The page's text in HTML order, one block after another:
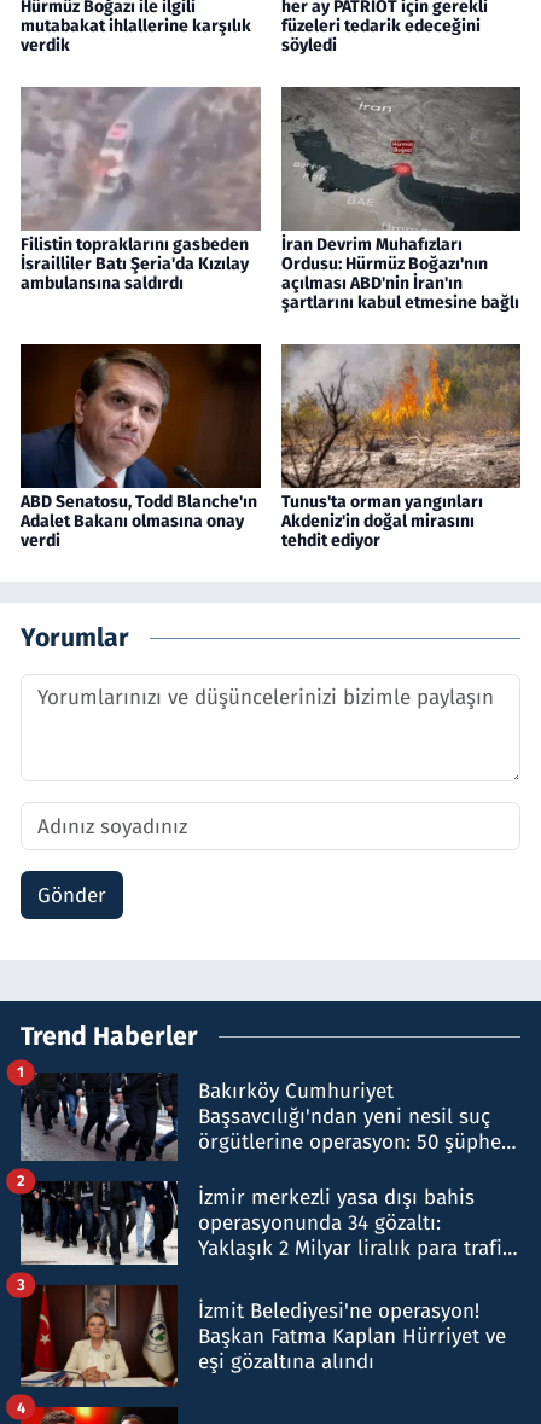
Hürmüz Boğazı ile ilgili
mutabakat ihlallerine karşılık
verdik
her ay PATRİOT için gerekli
füzeleri tedarik edeceğini
söyledi
Filistin topraklarını gasbeden
İsrailliler Batı Şeria'da Kızılay
ambulansına saldırdı
İran Devrim Muhafızları
Ordusu: Hürmüz Boğazı'nın
açılması ABD'nin İran'ın
şartlarını kabul etmesine bağlı
ABD Senatosu, Todd Blanche'ın
Adalet Bakanı olmasına onay
verdi
Tunus'ta orman yangınları
Akdeniz'in doğal mirasını
tehdit ediyor
Yorumlar
Gönder
Trend Haberler
Bakırköy Cumhuriyet
Başsavcılığı'ndan yeni nesil suç
örgütlerine operasyon: 50 şüpheli
1
İzmir merkezli yasa dışı bahis
operasyonunda 34 gözaltı:
Yaklaşık 2 Milyar liralık para trafiği
2
İzmit Belediyesi'ne operasyon!
Başkan Fatma Kaplan Hürriyet ve
eşi gözaltına alındı
3
4